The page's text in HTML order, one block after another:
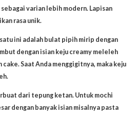
varian lebih modern. Lapisan
rasa unik.
ini adalah bulat pipih mirip dengan
dengan isian keju creamy meleleh
cake. Saat Anda menggigitnya, maka keju
dari tepung ketan. Untuk mochi
dengan banyak isian misalnya pasta